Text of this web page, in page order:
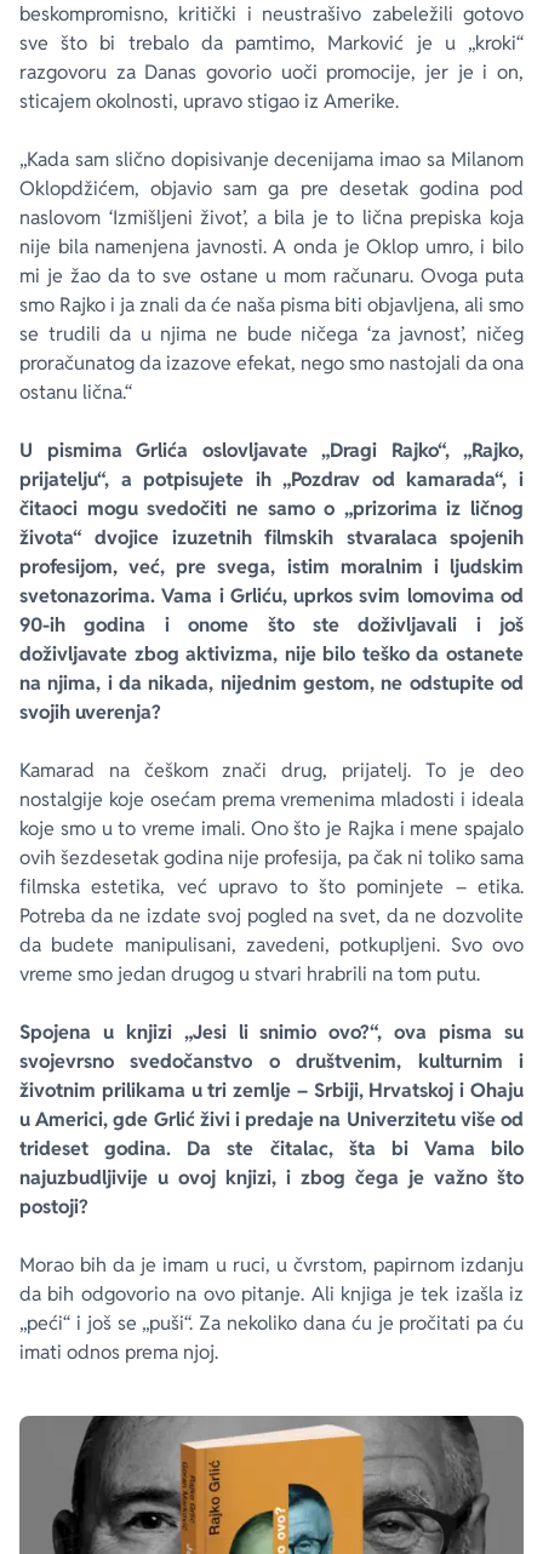
beskompromisno, kritički i neustrašivo zabeležili gotovo
sve što bi trebalo da pamtimo, Marković je u „kroki“
razgovoru za Danas govorio uoči promocije, jer je i on,
sticajem okolnosti, upravo stigao iz Amerike.
„Kada sam slično dopisivanje decenijama imao sa Milanom
Oklopdžićem, objavio sam ga pre desetak godina pod
naslovom ‘Izmišljeni život’, a bila je to lična prepiska koja
nije bila namenjena javnosti. A onda je Oklop umro, i bilo
mi je žao da to sve ostane u mom računaru. Ovoga puta
smo Rajko i ja znali da će naša pisma biti objavljena, ali smo
se trudili da u njima ne bude ničega ‘za javnost’, ničeg
proračunatog da izazove efekat, nego smo nastojali da ona
ostanu lična.“
U pismima Grlića oslovljavate „Dragi Rajko“, „Rajko,
prijatelju“, a potpisujete ih „Pozdrav od kamarada“, i
čitaoci mogu svedočiti ne samo o „prizorima iz ličnog
života“ dvojice izuzetnih filmskih stvaralaca spojenih
profesijom, već, pre svega, istim moralnim i ljudskim
svetonazorima. Vama i Grliću, uprkos svim lomovima od
90-ih godina i onome što ste doživljavali i još
doživljavate zbog aktivizma, nije bilo teško da ostanete
na njima, i da nikada, nijednim gestom, ne odstupite od
svojih uverenja?
Kamarad na češkom znači drug, prijatelj. To je deo
nostalgije koje osećam prema vremenima mladosti i ideala
koje smo u to vreme imali. Ono što je Rajka i mene spajalo
ovih šezdesetak godina nije profesija, pa čak ni toliko sama
filmska estetika, već upravo to što pominjete – etika.
Potreba da ne izdate svoj pogled na svet, da ne dozvolite
da budete manipulisani, zavedeni, potkupljeni. Svo ovo
vreme smo jedan drugog u stvari hrabrili na tom putu.
Spojena u knjizi „Jesi li snimio ovo?“, ova pisma su
svojevrsno svedočanstvo o društvenim, kulturnim i
životnim prilikama u tri zemlje – Srbiji, Hrvatskoj i Ohaju
u Americi, gde Grlić živi i predaje na Univerzitetu više od
trideset godina. Da ste čitalac, šta bi Vama bilo
najuzbudljivije u ovoj knjizi, i zbog čega je važno što
postoji?
Morao bih da je imam u ruci, u čvrstom, papirnom izdanju
da bih odgovorio na ovo pitanje. Ali knjiga je tek izašla iz
„peći“ i još se „puši“. Za nekoliko dana ću je pročitati pa ću
imati odnos prema njoj.